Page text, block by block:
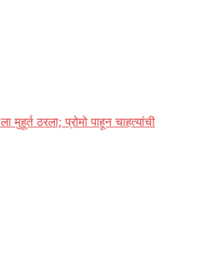
मुहूर्त ठरला; प्रोमो पाहून चाहत्यांची